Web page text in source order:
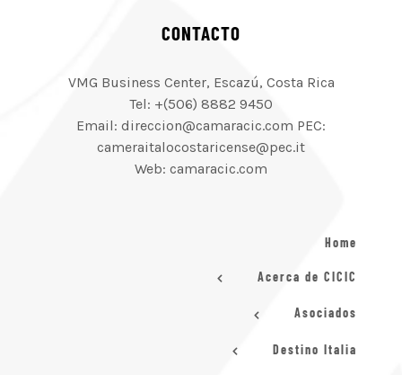
CONTACTO
VMG Business Center, Escazú, Costa Rica
Tel: +(506) 8882 9450
Email: direccion@camaracic.com PEC:
cameraitalocostaricense@pec.it
Web: camaracic.com
Home
Acerca de CICIC
Asociados
Destino Italia